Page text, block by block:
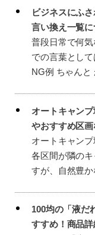
ビジネスにふ
言い換え一覧
普段日常で何
での言葉として
NG例 ちゃんと
オートキャン
やおすすめ区
オートキャン
各区間が隣の
すが、自然豊
100均の「液だ
すすめ！商品詳